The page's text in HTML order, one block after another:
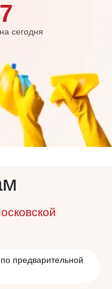
7
сегодня
предварительной